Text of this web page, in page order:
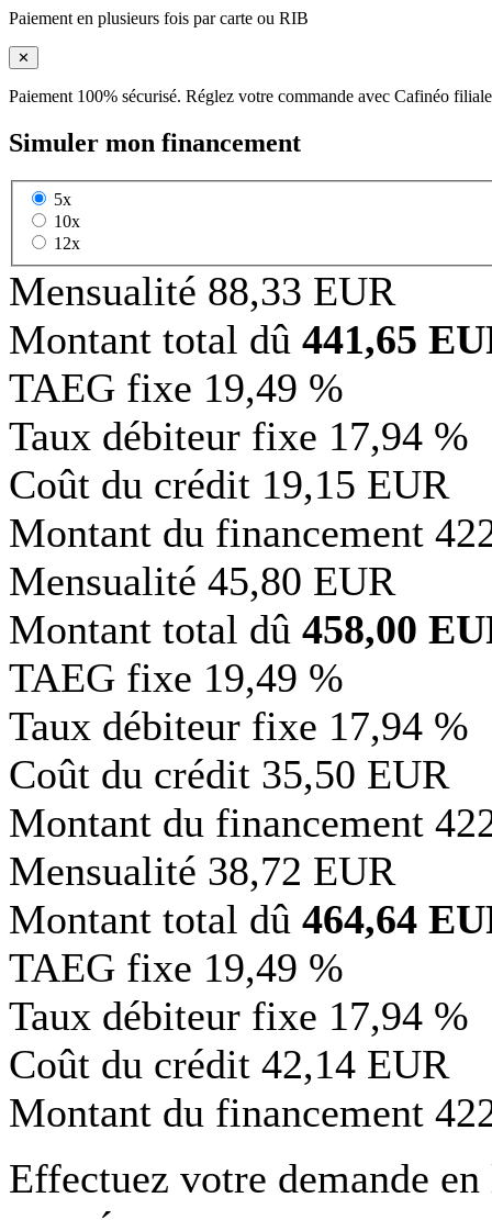
Paiement en plusieurs fois par carte ou RIB
✕
Paiement 100% sécurisé. Réglez votre commande avec Cafinéo
Simuler mon financement
5x
10x
12x
Mensualité 88,33 EUR
Montant total dû 441,65
TAEG fixe 19,49 %
Taux débiteur fixe 17,94 %
Coût du crédit 19,15 EUR
Montant du financement
Mensualité 45,80 EUR
Montant total dû 458,00
TAEG fixe 19,49 %
Taux débiteur fixe 17,94 %
Coût du crédit 35,50 EUR
Montant du financement
Mensualité 38,72 EUR
Montant total dû 464,64
TAEG fixe 19,49 %
Taux débiteur fixe 17,94 %
Coût du crédit 42,14 EUR
Montant du financement
Effectuez votre demande